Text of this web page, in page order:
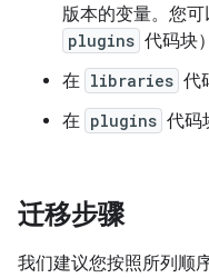
版本的变量。您
plugins 代码块
在 libraries 代
在 plugins 代码
迁移步骤
我们建议您按照所列顺